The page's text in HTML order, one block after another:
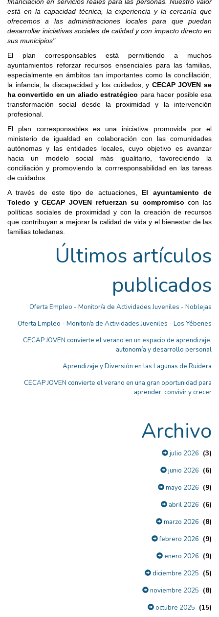
está en la capacidad técnica, la experiencia y la cercanía que
ofrecemos a las administraciones locales para que puedan
desarrollar iniciativas sociales de calidad y con impacto directo en
sus municipios"
El plan corresponsables está permitiendo a muchos
ayuntamientos reforzar recursos ensenciales para las familias,
especialmente en ámbitos tan importantes como la conclilación,
la infancia, la discapacidad y los cuidados, y CECAP JOVEN se
ha convertido en un aliado estratégico para hacer posible esa
transformación social desde la proximidad y la intervención
profesional.
El plan corresponsables es una iniciativa promovida por el
ministerio de igualdad en colaboración con las comunidades
autónomas y las entidades locales, cuyo objetivo es avanzar
hacia un modelo social más igualitario, favoreciendo la
conciliación y promoviendo la corrresponsabilidad en las tareas
de cuidados.
A través de este tipo de actuaciones, El ayuntamiento de
Toledo y CECAP JOVEN refuerzan su compromisocon las
políticas sociales de proximidad y con la creación de recursos
que contribuyan a mejorar la calidad de vida y el bienestar de las
familias toledanas.
Últimos artículos
publicados
Oferta Empleo - Monitor/a de Actividades Juveniles - Noblejas
Oferta Empleo - Monitor/a de Actividades Juveniles - Los Yébenes
CECAP JOVEN convierte el verano en un espacio de aprendizaje,
autonomía y desarrollo personal
Aprendizaje y Diversión en las Lagunas de Ruidera
CECAP JOVEN convierte el verano en una gran oportunidad para
aprender, convivir y crecer
Archivo
julio 2026 (3)
junio 2026 (6)
mayo 2026 (9)
abril 2026 (6)
marzo 2026 (8)
febrero 2026 (9)
enero 2026 (9)
diciembre 2025 (5)
noviembre 2025 (8)
octubre 2025 (15)